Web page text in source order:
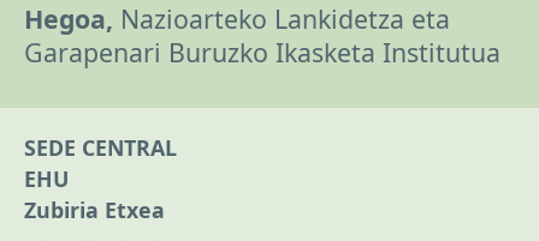
Hegoa, Nazioarteko Lankidetza eta
Garapenari Buruzko Ikasketa Institutua
SEDE CENTRAL
EHU
Zubiria Etxea